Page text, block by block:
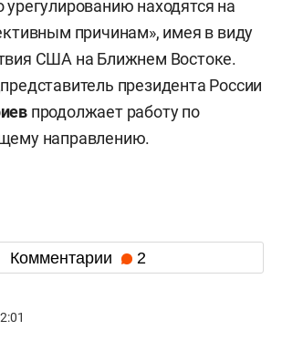
урегулированию находятся на
причинам», имея в виду
США на Ближнем Востоке.
президента России
продолжает работу по
направлению.
Комментарии 2